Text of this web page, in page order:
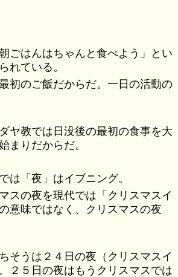
ごはんはちゃんと食べよう」とい
れている。
初のご飯だからだ。一日の活動の
ヤ教では日没後の最初の食事を大
まりだからだ。
は「夜」はイブニング。
スの夜を現代では「クリスマスイ
意味ではなく、クリスマスの夜
そうは２４日の夜（クリスマスイ
２５日の夜はもうクリスマスでは